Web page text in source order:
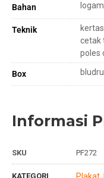
Bahan
Teknik
cetak
poles
Box
Informasi
SKU PF272
KATEGORI Plakat